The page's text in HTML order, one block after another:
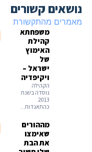
נושאים קשורים
מאמרים מהתקשורת
משפחתא
קהילת
האימוץ
של
ישראל –
ויקיפדיה
הקהילה
נוסדה בשנת
2013
כהתאגדות...
מההורים
שאימצו
את הבת